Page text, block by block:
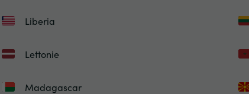
Liberia
Lettonie
Madagascar